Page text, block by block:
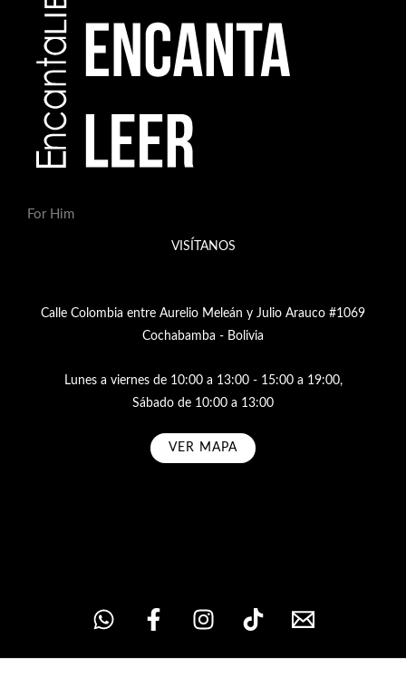
For Him
VISÍTANOS
Calle Colombia entre Aurelio Meleán y Julio Arauco #1069
Cochabamba - Bolivia
Lunes a viernes de 10:00 a 13:00 - 15:00 a 19:00,
Sábado de 10:00 a 13:00
VER MAPA